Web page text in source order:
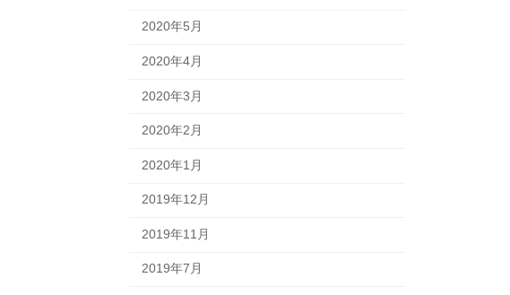
2020年5月
2020年4月
2020年3月
2020年2月
2020年1月
2019年12月
2019年11月
2019年7月